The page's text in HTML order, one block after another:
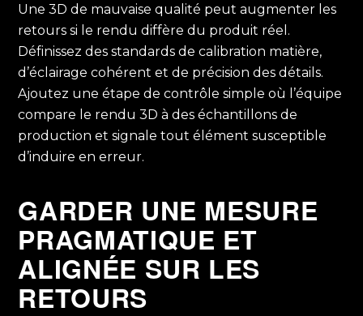
Une 3D de mauvaise qualité peut augmenter les
retours si le rendu diffère du produit réel.
Définissez des standards de calibration matière,
d’éclairage cohérent et de précision des détails.
Ajoutez une étape de contrôle simple où l’équipe
compare le rendu 3D à des échantillons de
production et signale tout élément susceptible
d’induire en erreur.
GARDER UNE MESURE
PRAGMATIQUE ET
ALIGNÉE SUR LES
RETOURS